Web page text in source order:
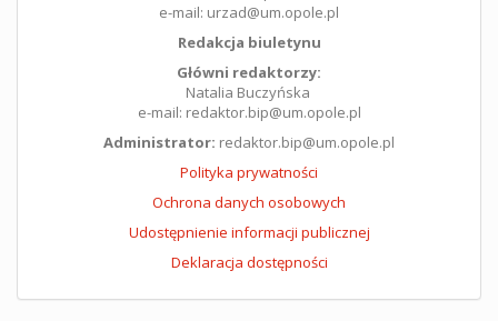
e-mail: urzad@um.opole.pl
Redakcja biuletynu
Główni redaktorzy:
Natalia Buczyńska
e-mail: redaktor.bip@um.opole.pl
Administrator: redaktor.bip@um.opole.pl
Polityka prywatności
Ochrona danych osobowych
Udostępnienie informacji publicznej
Deklaracja dostępności